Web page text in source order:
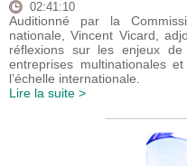
02:41:10
Auditionné par la
nationale, Vincent Vicard,
réflexions sur les enjeux de
entreprises multinationales
l’échelle internationale.
Lire la suite >